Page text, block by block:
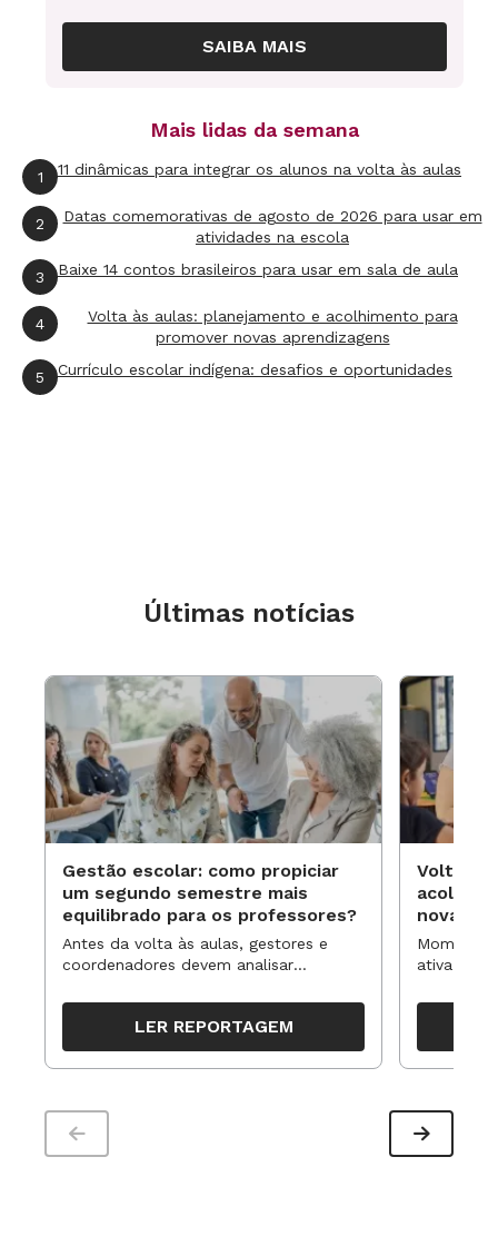
SAIBA MAIS
Mais lidas da semana
1 11 dinâmicas para integrar os alunos na volta às aulas
2
Datas comemorativas de agosto de 2026 para usar em
atividades na escola
3 Baixe 14 contos brasileiros para usar em sala de aula
4
Volta às aulas: planejamento e acolhimento para
promover novas aprendizagens
5 Currículo escolar indígena: desafios e oportunidades
Últimas notícias
Gestão escolar: como propiciar
um segundo semestre mais
equilibrado para os professores?
Antes da volta às aulas, gestores e
coordenadores devem analisar
organizar ações para orientar o
trabalho pedagógico ao longo do
período
LER REPORTAGEM
Volta às
novas
ativa
propostas